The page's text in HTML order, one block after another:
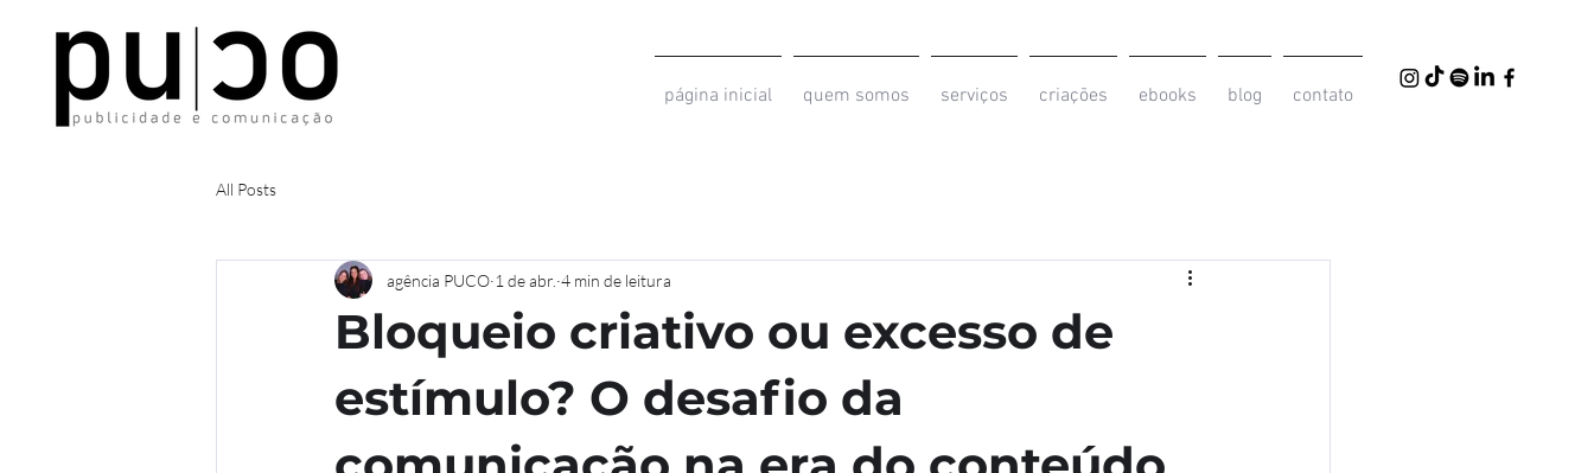
página inicial quem somos serviços criações ebooks blog contato
All Posts
Bloqueio criativo ou excesso de
estímulo? O desafio da
agência PUCO 1 de abr. 4 min de leitura